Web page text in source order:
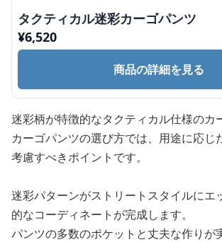
タクティカル迷彩カーゴパンツ
¥6,520
商品の詳細を見る
迷彩柄が特徴的なタクティカル仕様のカ
カーゴパンツの選び方では、用途に応じ
考慮すべきポイントです。
迷彩パターンがストリートスタイルにエ
的なコーディネートが完成します。
パンツの多数のポケットと丈夫な作りが